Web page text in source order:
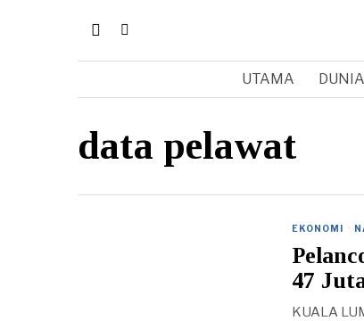
UTAMA DUNIA
data pelawat
EKONOMI ·
47
KUALA